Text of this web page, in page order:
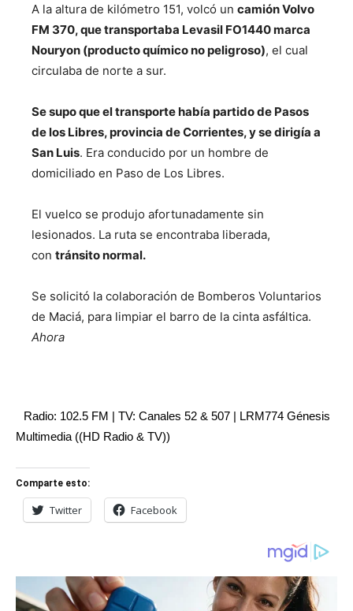
A la altura de kilómetro 151, volcó un camión Volvo
FM 370, que transportaba Levasil FO1440 marca
Nouryon (producto químico no peligroso), el cual
circulaba de norte a sur.
Se supo que el transporte había partido de Pasos
de los Libres, provincia de Corrientes, y se dirigía a
San Luis. Era conducido por un hombre de
domiciliado en Paso de Los Libres.
El vuelco se produjo afortunadamente sin
lesionados. La ruta se encontraba liberada,
con tránsito normal.
Se solicitó la colaboración de Bomberos Voluntarios
de Maciá, para limpiar el barro de la cinta asfáltica.
Ahora
Radio: 102.5 FM | TV: Canales 52 & 507 | LRM774 Génesis
Multimedia ((HD Radio & TV))
Comparte esto:
Twitter Facebook